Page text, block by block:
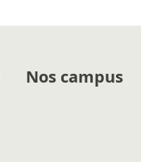
Nos campus